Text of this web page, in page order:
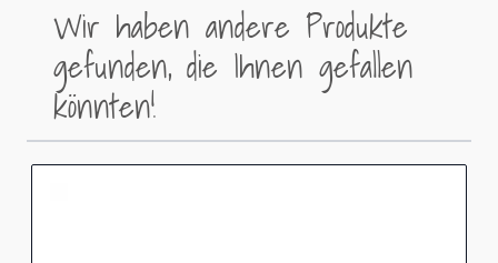
Wir haben andere Produkte
gefunden, die Ihnen gefallen
könnten!